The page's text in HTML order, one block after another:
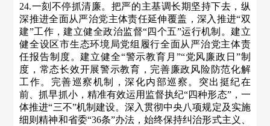
24.一刻不停抓清廉。把严的主基调长期坚持下去，纵
深推进全面从严治党主体责任延伸覆盖，深入推进“双
建”工作，建立健全政治监督“四个五”运行机制。建立
健全设区市生态环境局党组履行全面从严治党主体责
任报告制度。建立健全“警示教育月”“党风廉政日”制
度，常态长效开展警示教育，完善廉政风险防范化解
工作。完善巡察机制，深化内部巡察。突出挺纪在
前、抓早抓小，精准有效运用监督执纪“四种形态”，一
体推进“三不”机制建设。深入贯彻中央八项规定及实施
细则精神和省委“36条”办法，始终保持纠治形式主义、